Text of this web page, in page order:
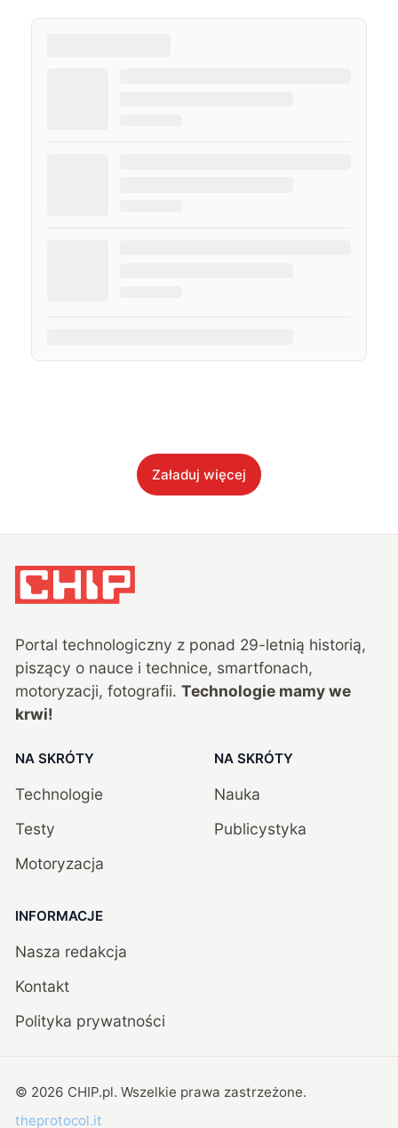
Załaduj więcej
Portal technologiczny z ponad 29-letnią historią,
piszący o nauce i technice, smartfonach,
motoryzacji, fotografii. Technologie mamy we
krwi!
NA SKRÓTY
Technologie
Testy
Motoryzacja
NA SKRÓTY
Nauka
Publicystyka
INFORMACJE
Nasza redakcja
Kontakt
Polityka prywatności
© 2026 CHIP.pl. Wszelkie prawa zastrzeżone.
theprotocol.it